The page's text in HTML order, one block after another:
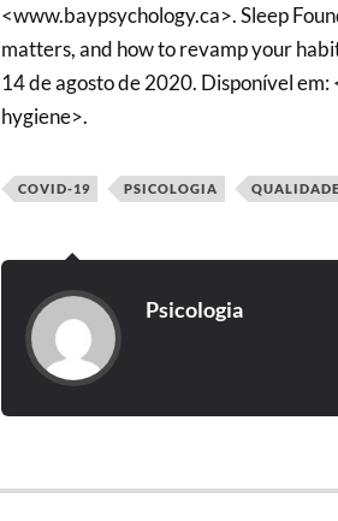
<www.baypsychology.ca>. Sleep
matters, and how to revamp your
14 de agosto de 2020. Disponível
hygiene>.
COVID-19 PSICOLOGIA
Psicologia